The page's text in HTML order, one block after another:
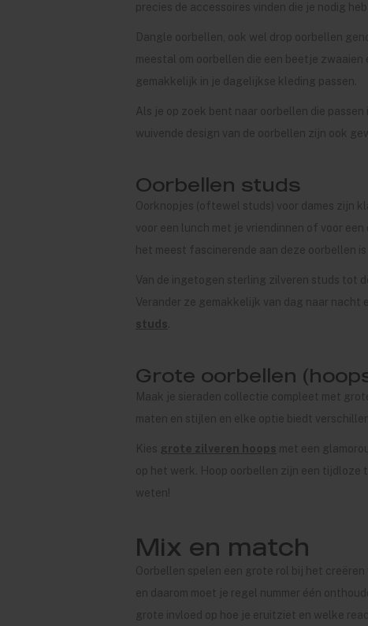
precies de accessoires vinden die je nodig
Dangle oorbellen, ook wel drop oorbellen
meestal om oorbellen die een beetje
gemakkelijk in je dagelijkse kleding passen.
Als je op zoek bent naar oorbellen die
wuivende design van de oorbellen zijn ook
Oorbellen studs
Oorknopjes (oftewel studs) voor dames zijn
voor een lunch met je vriendinnen of voor
het meest fascinerende aan deze oorbellen
Van de ingetogen sterling zilveren studs tot
Verander ze gemakkelijk van dag naar
studs
Grote oorbellen
Maak je sieraden collectie compleet met
maten en stijlen en elke optie biedt
Kies grote zilveren hoops met een
op het werk. Hoop oorbellen zijn een tijdloze
weten!
Mix en match
Oorbellen spelen een grote rol bij het
en daarom moet je regel nummer één
grote invloed op hoe je eruitziet en welke